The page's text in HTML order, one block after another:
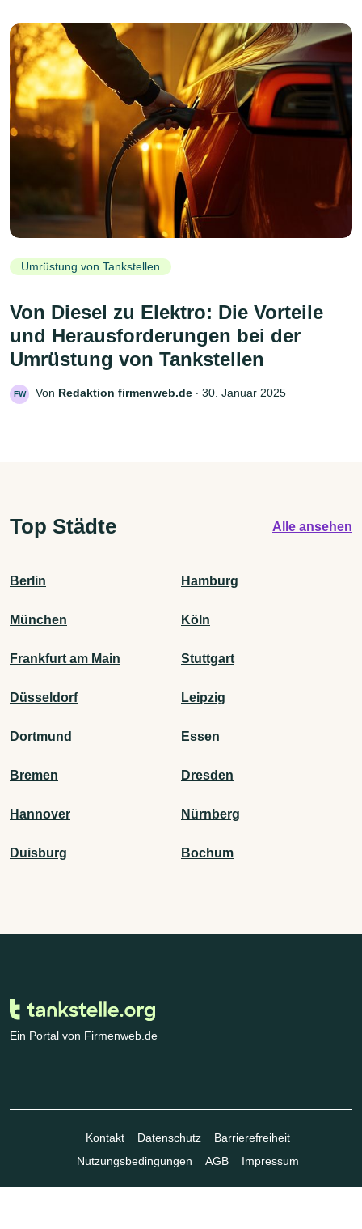
Umrüstung von Tankstellen
Von Diesel zu Elektro: Die Vorteile
und Herausforderungen bei der
Umrüstung von Tankstellen
FW Von Redaktion firmenweb.de ‧ 30. Januar 2025
Top Städte Alle ansehen
Berlin Hamburg
München Köln
Frankfurt am Main Stuttgart
Düsseldorf Leipzig
Dortmund Essen
Bremen Dresden
Hannover Nürnberg
Duisburg Bochum
Ein Portal von Firmenweb.de
Kontakt Datenschutz
Barrierefreiheit
Nutzungsbedingungen
AGB Impressum